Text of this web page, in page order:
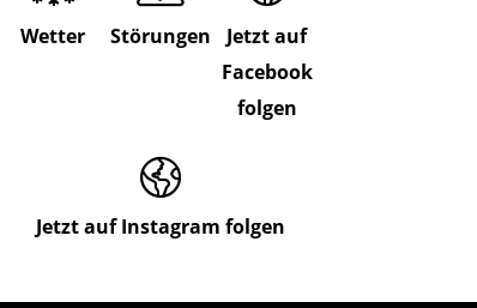
Wetter Störungen
Jetzt auf
Facebook
folgen
Jetzt auf Instagram folgen